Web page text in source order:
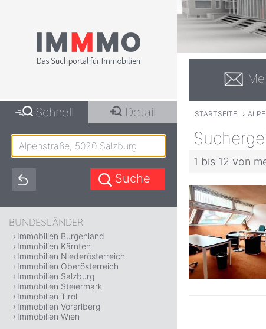
STARTSEITE ›
1 bis 12 von
Schnell Detail
BUNDESLÄNDER
Immobilien Burgenland
Immobilien Kärnten
Immobilien Niederösterreich
Immobilien Oberösterreich
Immobilien Salzburg
Immobilien Steiermark
Immobilien Tirol
Immobilien Vorarlberg
Immobilien Wien